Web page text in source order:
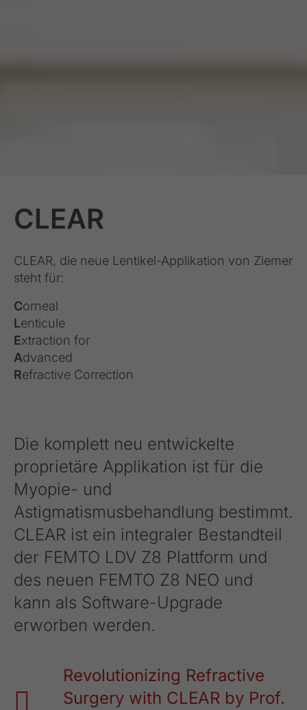
CLEAR
CLEAR, die neue Lentikel-Applikation von Ziemer
steht für:
Corneal
Lenticule
Extraction for
Advanced
Refractive Correction
Die komplett neu entwickelte
proprietäre Applikation ist für die
Myopie- und
Astigmatismusbehandlung bestimmt.
CLEAR ist ein integraler Bestandteil
der FEMTO LDV Z8 Plattform und
des neuen FEMTO Z8 NEO und
kann als Software-Upgrade
erworben werden.
Revolutionizing Refractive
Surgery with CLEAR by Prof.